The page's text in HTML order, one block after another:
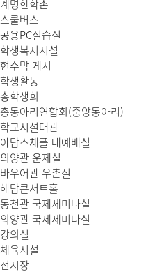
계명한학촌
스쿨버스
공용PC실습실
학생복지시설
현수막 게시
학생활동
총학생회
총동아리연합회(중앙동아리)
학교시설대관
아담스채플 대예배실
의양관 운제실
바우어관 우촌실
해담콘서트홀
동천관 국제세미나실
의양관 국제세미나실
강의실
체육시설
전시장